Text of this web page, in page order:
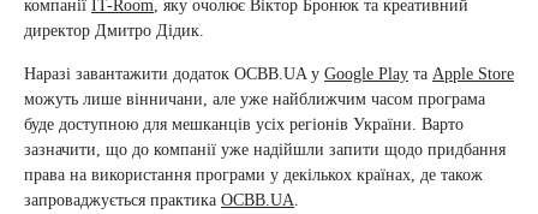
компанії IT-Room, яку очолює Віктор Бронюк та креативний
директор Дмитро Дідик.
Наразі завантажити додаток OCBB.UA у Google Play та Apple Store
можуть лише вінничани, але уже найближчим часом програма
буде доступною для мешканців усіх регіонів України. Варто
зазначити, що до компанії уже надійшли запити щодо придбання
права на використання програми у декількох країнах, де також
запроваджується практика ОСBB.UA.